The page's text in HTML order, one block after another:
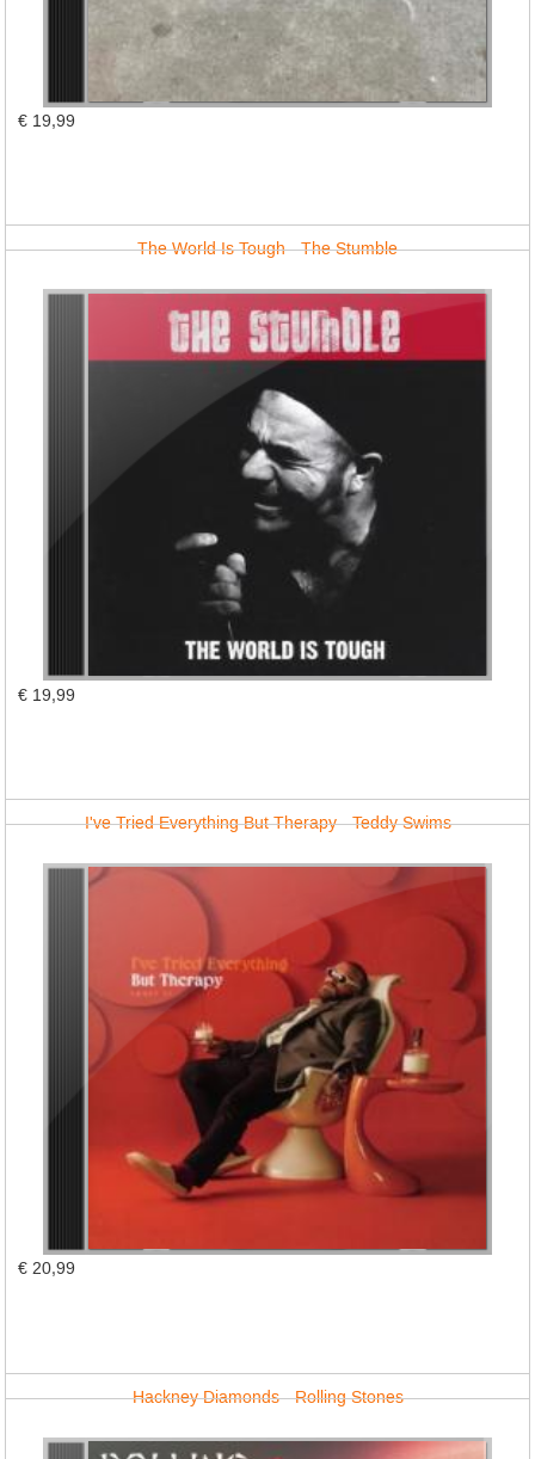
€ 19,99
The World Is Tough - The Stumble
€ 19,99
I've Tried Everything But Therapy - Teddy Swims
€ 20,99
Hackney Diamonds - Rolling Stones